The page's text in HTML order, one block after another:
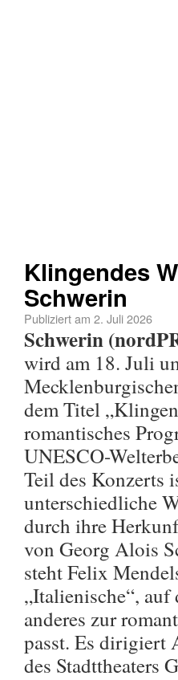
Klingendes
Schwerin
Publiziert am 2. Juli 2026
Schwerin
wird am 18. Juli
dem Titel
romantisches
UNESCO-
Teil des Konzerts
unterschiedliche
durch ihre
von Georg Alois
steht Felix
„Italienische“,
anderes zur
passt. Es dirigiert
des Stadttheaters